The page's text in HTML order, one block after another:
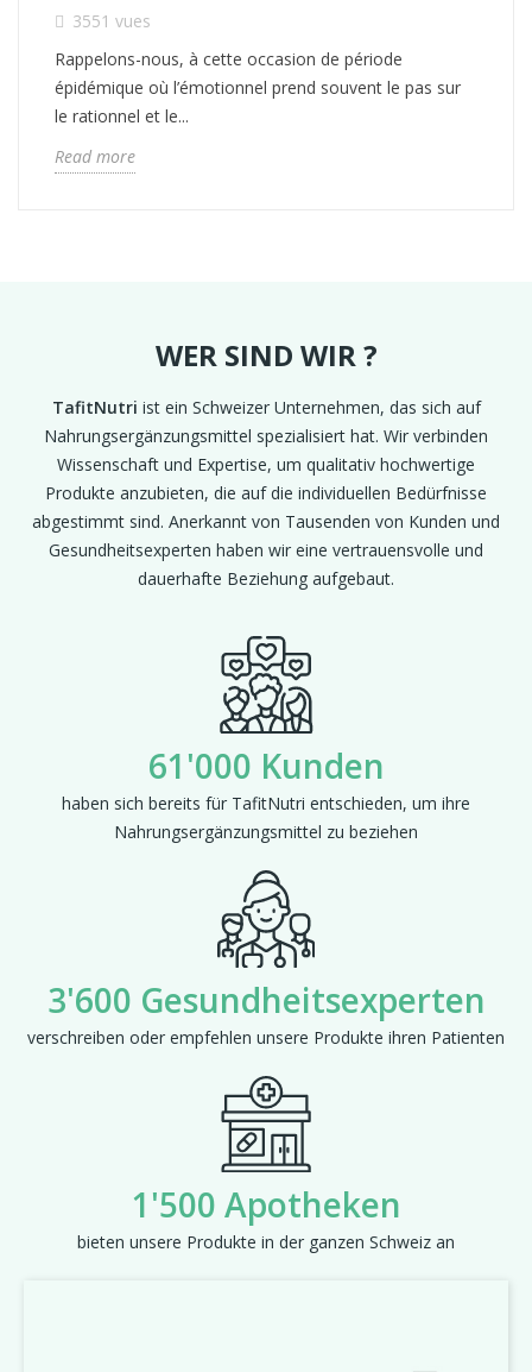
3551 vues
Rappelons-nous, à cette occasion de période
épidémique où l’émotionnel prend souvent le pas sur
le rationnel et le...
Read more
WER SIND WIR ?
TafitNutri ist ein Schweizer Unternehmen, das sich auf
Nahrungsergänzungsmittel spezialisiert hat. Wir verbinden
Wissenschaft und Expertise, um qualitativ hochwertige
Produkte anzubieten, die auf die individuellen Bedürfnisse
abgestimmt sind. Anerkannt von Tausenden von Kunden und
Gesundheitsexperten haben wir eine vertrauensvolle und
dauerhafte Beziehung aufgebaut.
61'000 Kunden
haben sich bereits für TafitNutri entschieden, um ihre
Nahrungsergänzungsmittel zu beziehen
3'600 Gesundheitsexperten
verschreiben oder empfehlen unsere Produkte ihren Patienten
1'500 Apotheken
bieten unsere Produkte in der ganzen Schweiz an